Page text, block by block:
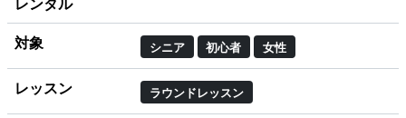
レンタル
対象 シニア 初心者 女性
レッスン ラウンドレッスン